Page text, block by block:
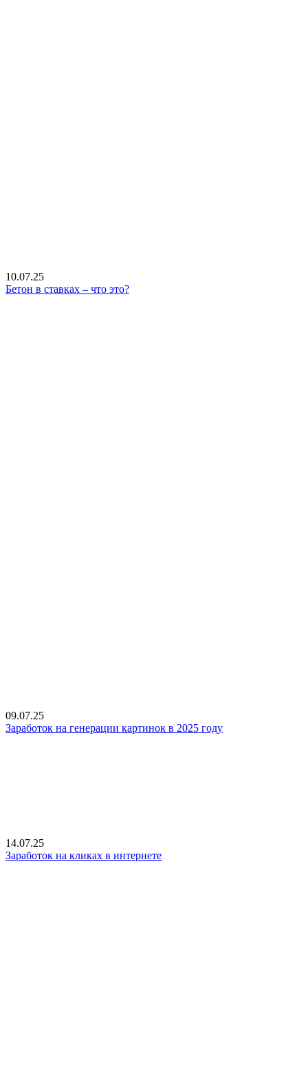
10.07.25
Бетон в ставках – что это?
09.07.25
Заработок на генерации картинок в 2025 году
14.07.25
Заработок на кликах в интернете